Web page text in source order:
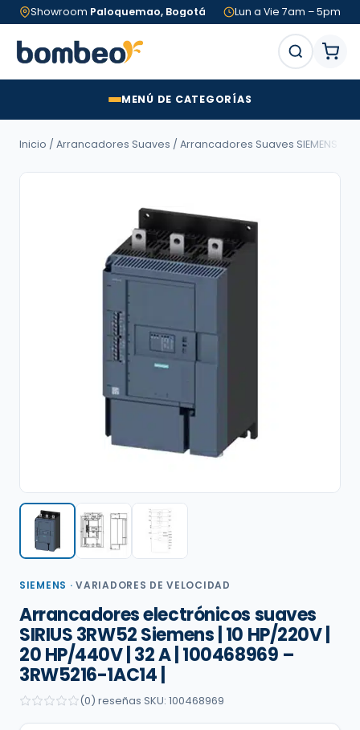
Showroom Paloquemao, Bogotá Lun a Vie 7am – 5pm
MENÚ DE CATEGORÍAS
Inicio / Arrancadores Suaves / Arrancadores Suaves SIEMENS
SIEMENS ·VARIADORES DE VELOCIDAD
Arrancadores electrónicos suaves
SIRIUS 3RW52 Siemens | 10 HP/220V |
20 HP/440V | 32 A | 100468969 –
3RW5216-1AC14 |
(0) reseñas SKU: 100468969